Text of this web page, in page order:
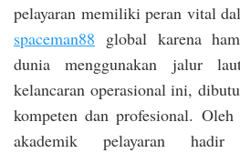
pelayaran memiliki peran vital
spaceman88 global karena
dunia menggunakan jalur
kelancaran operasional ini,
kompeten dan profesional.
akademik pelayaran hadir